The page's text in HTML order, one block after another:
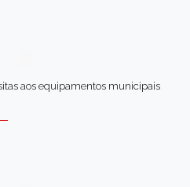
aos equipamentos municipais